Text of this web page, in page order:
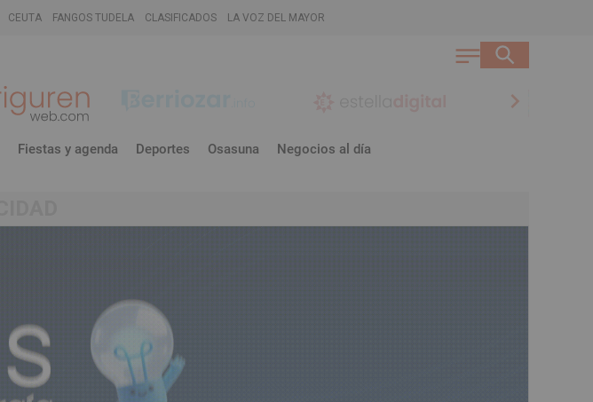
CEUTA FANGOS TUDELA CLASIFICADOS LA VOZ DEL MAYOR
chevron_right
Fiestas y agenda Deportes Osasuna Negocios al día